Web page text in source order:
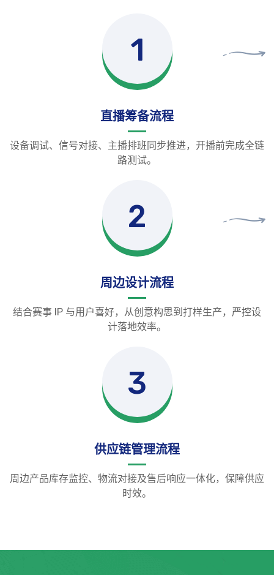
1
直播筹备流程
设备调试、信号对接、主播排班同步推进，开播前完成全链
路测试。
2
周边设计流程
结合赛事 IP 与用户喜好，从创意构思到打样生产，严控设
计落地效率。
3
供应链管理流程
周边产品库存监控、物流对接及售后响应一体化，保障供应
时效。